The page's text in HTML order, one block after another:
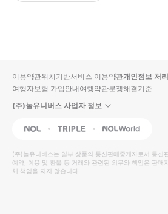
입니
다.
높
은
순
동
영
상
순
상
이용약관위치기반서비스 이용약관개인정보 처
여행자보험 가입안내여행약관분쟁해결기준
(주)놀유니버스 사업자 정보
NOL Triple Interpark Global
(주)놀유니버스는 일부 상품의 통신판매중개자로서 통신
예약, 이용 및 환불 등 거래와 관련된 의무와 책임은 판매
체 책임을 지지 않습니다.